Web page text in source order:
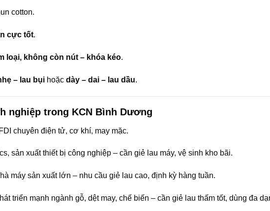
cotton.
cực tốt.
loại, không còn nút – khóa kéo.
– lau bụihoặc dày – dai – lau dầu.
nghiệp trong KCN Bình Dương
chuyên điện tử, cơ khí, may mặc.
sản xuất thiết bị công nghiệp – cần giẻ lau máy, vệ sinh kho bãi.
máy sản xuất lớn – nhu cầu giẻ lau cao, định kỳ hàng tuần.
triển mạnh ngành gỗ, dệt may, chế biến – cần giẻ lau thấm tốt, dùng đa